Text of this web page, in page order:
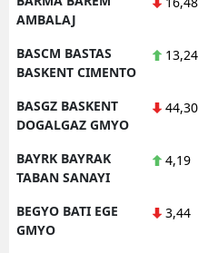
AMBALAJ
BASCM BASTAS
BASKENT CIMENTO
13,24
BASGZ BASKENT
DOGALGAZ GMYO
44,30
BAYRK BAYRAK
TABAN SANAYI
4,19
BEGYO BATI EGE
GMYO
3,44